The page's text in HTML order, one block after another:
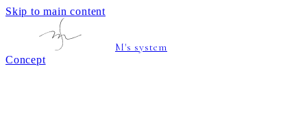
Skip to main content
M's system
Concept